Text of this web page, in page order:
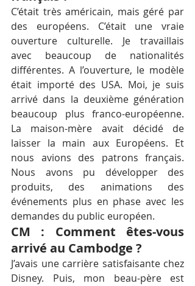
C’était très américain, mais géré par
des européens. C’était une vraie
ouverture culturelle. Je travaillais
avec beaucoup de nationalités
différentes. A l’ouverture, le modèle
était importé des USA. Moi, je suis
arrivé dans la deuxième génération
beaucoup plus franco-européenne.
La maison-mère avait décidé de
laisser la main aux Européens. Et
nous avions des patrons français.
Nous avons pu développer des
produits, des animations des
événements plus en phase avec les
demandes du public européen.
CM : Comment êtes-vous
arrivé au Cambodge ?
J’avais une carrière satisfaisante chez
Disney. Puis, mon beau-père est